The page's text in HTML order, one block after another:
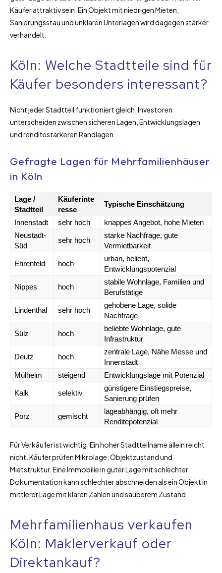
Käufer attraktiv sein. Ein Objekt mit niedrigen Mieten,
Sanierungsstau und unklaren Unterlagen wird dagegen stärker
verhandelt.
Köln: Welche Stadtteile sind für
Käufer besonders interessant?
Nicht jeder Stadtteil funktioniert gleich. Investoren
unterscheiden zwischen sicheren Lagen, Entwicklungslagen
und renditestärkeren Randlagen.
Gefragte Lagen für Mehrfamilienhäuser
in Köln
Lage /
Stadtteil
Käuferinte
resse
Typische Einschätzung
Innenstadt sehr hoch
knappes Angebot, hohe Mieten
Neustadt-
Süd
sehr hoch
starke Nachfrage, gute
Vermietbarkeit
Ehrenfeld hoch
urban, beliebt,
Entwicklungspotenzial
Nippes hoch
stabile Wohnlage, Familien und
Berufstätige
Lindenthal sehr hoch
gehobene Lage, solide
Nachfrage
Sülz hoch
beliebte Wohnlage, gute
Infrastruktur
Deutz hoch
zentrale Lage, Nähe Messe und
Innenstadt
Mülheim
steigend Entwicklungslage mit Potenzial
Kalk selektiv
günstigere Einstiegspreise,
Sanierung prüfen
Porz gemischt
lageabhängig, oft mehr
Renditepotenzial
Für Verkäufer ist wichtig: Ein hoher Stadtteilname allein reicht
nicht. Käufer prüfen Mikrolage, Objektzustand und
Mietstruktur. Eine Immobilie in guter Lage mit schlechter
Dokumentation kann schlechter abschneiden als ein Objekt in
mittlerer Lage mit klaren Zahlen und sauberem Zustand.
Mehrfamilienhaus verkaufen
Köln: Maklerverkauf oder
Direktankauf?